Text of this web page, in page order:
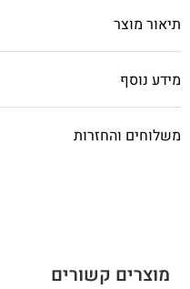
תיאור מוצר
מידע נוסף
משלוחים והחזרות
מוצרים קשורים